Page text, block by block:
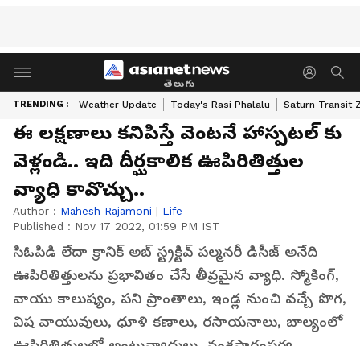
తెలుగు
TRENDING : Weather Update Today's Rasi Phalalu Saturn Transit
ఈ లక్షణాలు కనిపిస్తే వెంటనే హాస్పటల్ కు
వెళ్లండి.. ఇది దీర్ఘకాలిక ఊపిరితిత్తుల
వ్యాధి కావొచ్చు..
Author : Mahesh Rajamoni | Life
Published : Nov 17 2022, 01:59 PM IST
సిఓపిడి లేదా క్రానిక్ అబ్ స్ట్రక్టివ్ పల్మనరీ డిసీజ్ అనేది
ఊపిరితిత్తులను ప్రభావితం చేసే తీవ్రమైన వ్యాధి. స్మోకింగ్,
వాయు కాలుష్యం, పని ప్రాంతాలు, ఇండ్ల నుంచి వచ్చే పొగ,
విష వాయువులు, ధూళి కణాలు, రసాయనాలు, బాల్యంలో